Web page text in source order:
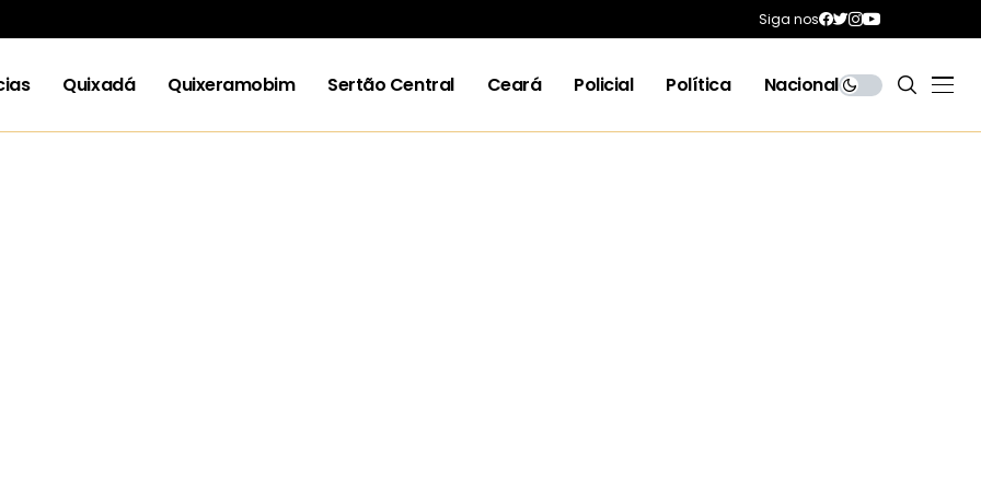
Siga nos
Quixadá Quixeramobim Sertão Central Ceará Policial Política Nacional